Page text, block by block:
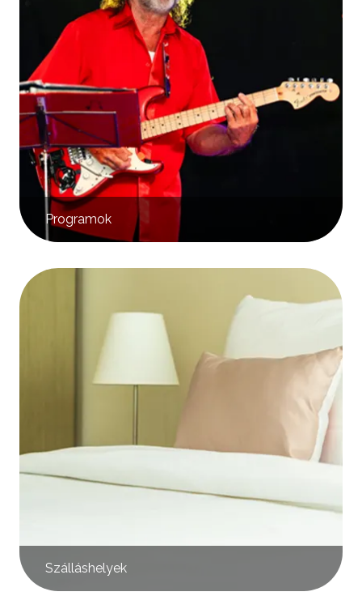
Programok
Szálláshelyek
Kép